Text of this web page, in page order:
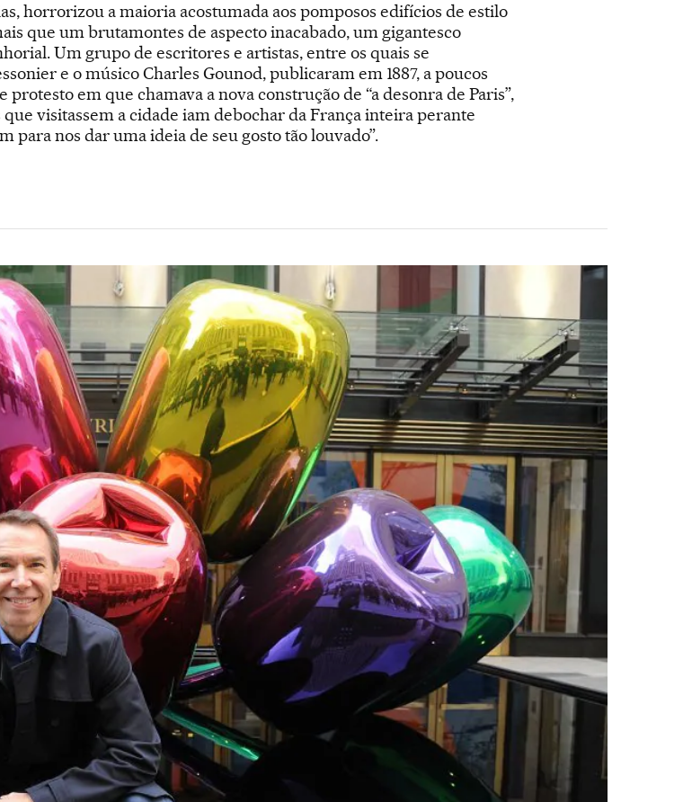
horrorizou a maioria acostumada aos pomposos edifícios de estilo
que um brutamontes de aspecto inacabado, um gigantesco
Um grupo de escritores e artistas, entre os quais se
e o músico Charles Gounod, publicaram em 1887, a poucos
em que chamava a nova construção de “a desonra de Paris”,
visitassem a cidade iam debochar da França inteira perante
para nos dar uma ideia de seu gosto tão louvado”.